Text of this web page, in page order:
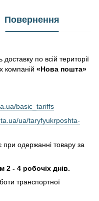
Повернення
по всій території
компаній «Нова пошта»
basic_tariffs
ua/taryfyukrposhta-
при одержанні товару за
2 - 4 робочіх днів.
транспортної